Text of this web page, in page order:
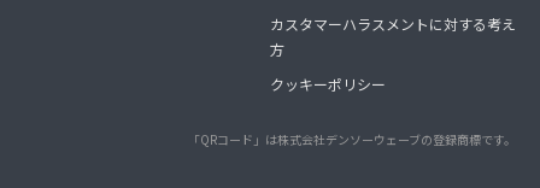
カスタマーハラスメントに対する考え
方
クッキーポリシー
「QRコード」は株式会社デンソーウェーブの登録商標です。